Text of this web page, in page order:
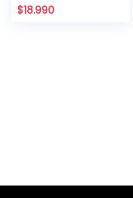
$18.990